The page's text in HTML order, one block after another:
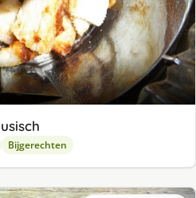
Bijgerechten